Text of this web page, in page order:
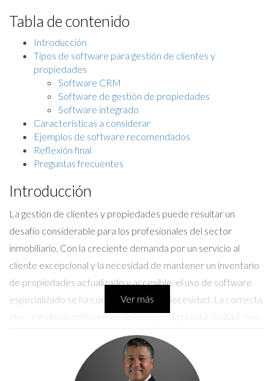
Tabla de contenido
Introducción
Tipos de software para gestión de clientes y
propiedades
Software CRM
Software de gestión de propiedades
Software integrado
Características a considerar
Ejemplos de software recomendados
Reflexión final
Preguntas frecuentes
Introducción
La gestión de clientes y propiedades puede resultar un
desafío considerable para los profesionales del sector
inmobiliario. Con la creciente demanda por un servicio al
cliente excepcional y la necesidad de mantener un inventario
de propiedades actualizado y accesible, el uso de software
especializado se ha convertido en una necesidad. La correcta
elección de un software no solo mejora la productividad, sino
que también facilita la toma de decisiones estratégicas. La
evolución tecnológica ha generado una oferta amplia y variada
de soluciones, lo que a su vez ha dejado a los profesionales
Ver más